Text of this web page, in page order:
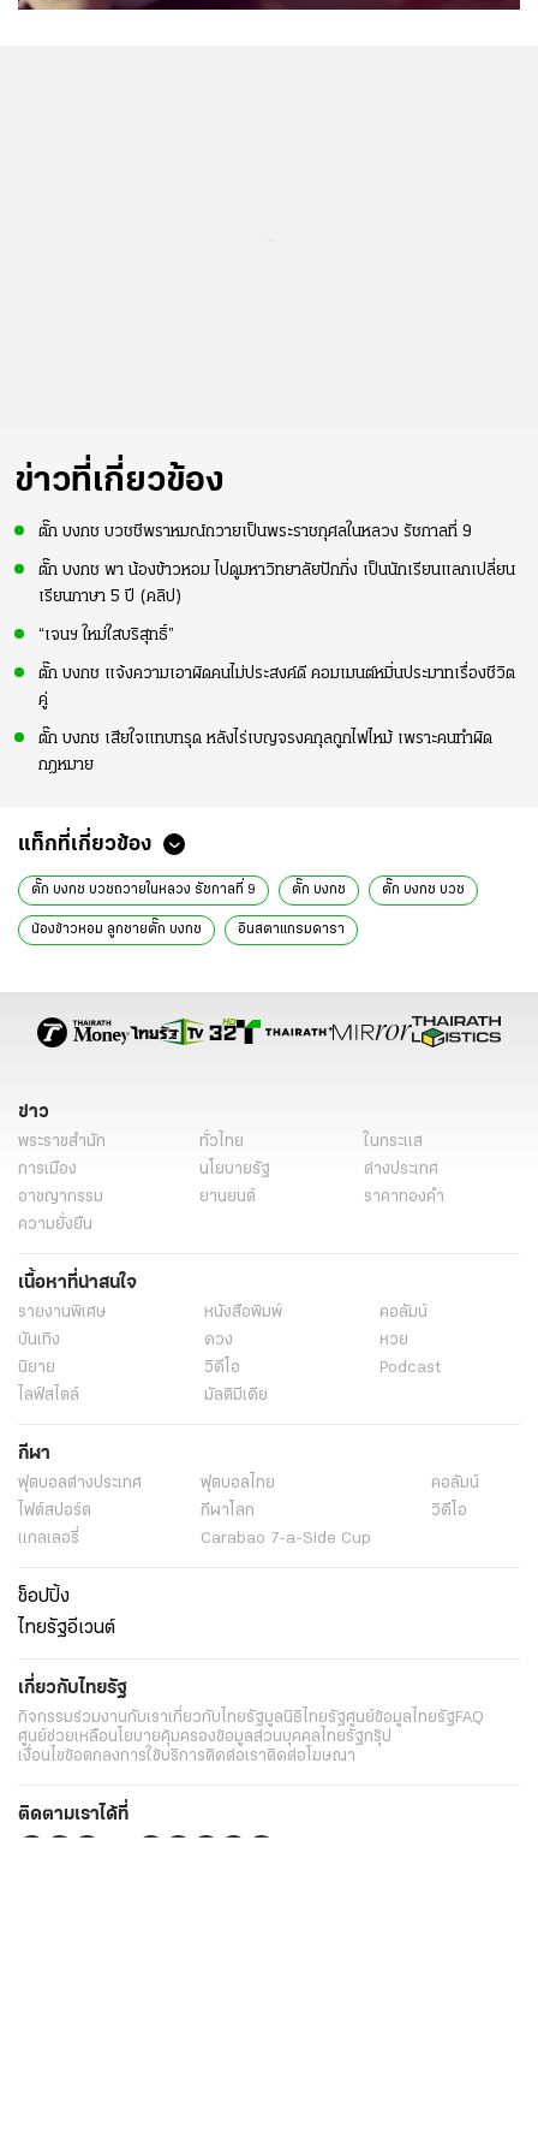
ข่าวที่เกี่ยวข้อง
ตั๊ก บงกช บวชชีพราหมณ์ถวายเป็นพระราชกุศลในหลวง รัชกาลที่ 9
ตั๊ก บงกช พา น้องข้าวหอม ไปดูมหาวิทยาลัยปักกิ่ง เป็นนักเรียนแลกเปลี่ยน
เรียนภาษา 5 ปี (คลิป)
“เจนฯ ใหม่ใสบริสุทธิ์”
ตั๊ก บงกช แจ้งความเอาผิดคนไม่ประสงค์ดี คอมเมนต์หมิ่นประมาทเรื่องชีวิต
คู่
ตั๊ก บงกช เสียใจแทบทรุด หลังไร่เบญจรงคกุลถูกไฟไหม้ เพราะคนทำผิด
กฎหมาย
แท็กที่เกี่ยวข้อง
ตั๊ก บงกช บวชถวายในหลวง รัชกาลที่ 9 ตั๊ก บงกช ตั๊ก บงกช บวช
น้องข้าวหอม ลูกชายตั๊ก บงกช อินสตาแกรมดารา
ข่าว
พระราชสำนัก ทั่วไทย
ในกระแส
การเมือง
นโยบายรัฐ
ต่างประเทศ
อาชญากรรม
ยานยนต์
ราคาทองคำ
ความยั่งยืน
เนื้อหาที่น่าสนใจ
รายงานพิเศษ หนังสือพิมพ์
คอลัมน์
บันเทิง
ดวง
หวย
นิยาย
วิดีโอ
Podcast
ไลฟ์สไตล์
มัลติมีเดีย
กีฬา
ฟุตบอลต่่างประเทศ ฟุตบอลไทย
คอลัมน์
ไฟต์สปอร์ต
กีฬาโลก
วิดีโอ
แกลเลอรี่
Carabao 7-a-Side Cup
ช็อปปิ้ง
ไทยรัฐอีเวนต์
เกี่ยวกับไทยรัฐ
กิจกรรมร่วมงานกับเราเกี่ยวกับไทยรัฐมูลนิธิไทยรัฐศูนย์ข้อมูลไทยรัฐFAQ
ศูนย์ช่วยเหลือนโยบายคุ้มครองข้อมูลส่วนบุคคลไทยรัฐกรุ๊ป
เงื่อนไขข้อตกลงการใช้บริการติดต่อเราติดต่อโฆษณา
ติดตามเราได้ที่